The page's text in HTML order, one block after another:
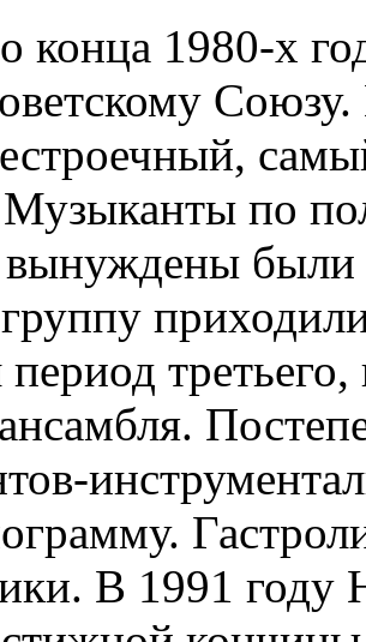
конца 1980-х
по
были
В 1991